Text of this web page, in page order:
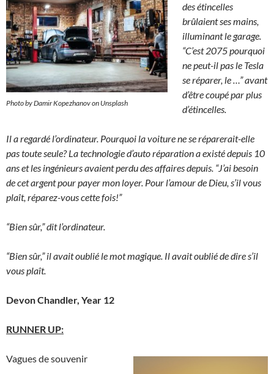
Photo by Damir Kopezhanov on Unsplash
des étincelles
brûlaient ses mains,
illuminant le garage.
“C’est 2075 pourquoi
ne peut-il pas le Tesla
se réparer, le …” avant
d’être coupé par plus
d’étincelles.
Il a regardé l’ordinateur. Pourquoi la voiture ne se réparerait-elle
pas toute seule? La technologie d’auto réparation a existé depuis 10
ans et les ingénieurs avaient perdu des affaires depuis. “J’ai besoin
de cet argent pour payer mon loyer. Pour l’amour de Dieu, s’il vous
plaît, réparez-vous cette fois!”
“Bien sûr,” dit l’ordinateur.
“Bien sûr,” il avait oublié le mot magique. Il avait oublié de dire s’il
vous plaît.
Devon Chandler, Year 12
RUNNER UP:
Vagues de souvenir